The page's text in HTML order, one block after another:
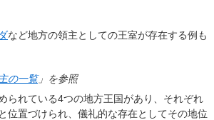
など地方の領主としての王室が存在する例も
の一覧」を参照
られている4つの地方王国があり、それぞれ
位置づけられ、儀礼的な存在としてその地位